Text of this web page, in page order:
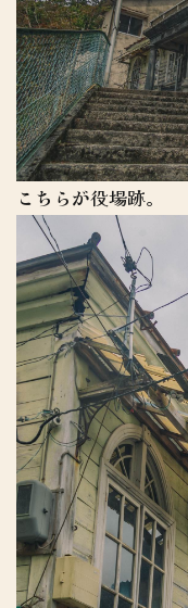
こちらが役場跡。